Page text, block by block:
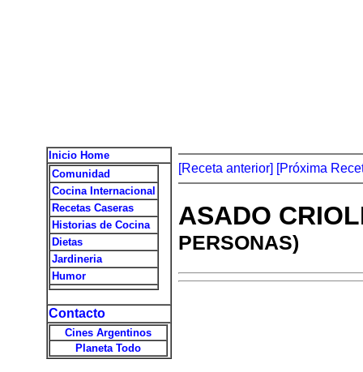
Inicio Home
Comunidad
Cocina Internacional
Recetas Caseras
Historias de Cocina
Dietas
Jardineria
Humor
Contacto
Cines Argentinos
Planeta Todo
[Receta anterior] [Próxima
ASADO
PERSONAS)